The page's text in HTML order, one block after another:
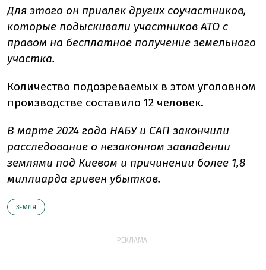
Для этого он привлек других соучастников,
которые подыскивали участников АТО с
правом на бесплатное получение земельного
участка.
Количество подозреваемых в этом уголовном
производстве составило 12 человек.
В марте 2024 года НАБУ и САП закончили
расследование о незаконном завладении
землями под Киевом и причинении более 1,8
миллиарда гривен убытков.
ЗЕМЛЯ
РЕКЛАМА: